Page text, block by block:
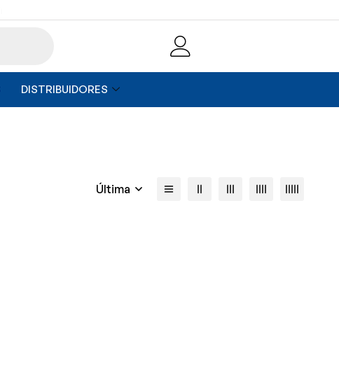
DISTRIBUIDORES
Última